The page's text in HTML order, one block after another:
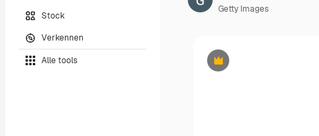
Stock
Verkennen
Alle tools Premium
Getty Images